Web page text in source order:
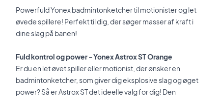
Powerfuld Yonex badmintonketcher til motionister og let
øvede spillere! Perfekt til dig, der søger masser af kraft i
dine slag på banen!
Fuld kontrol og power - Yonex Astrox ST Orange
Er du en let øvet spiller eller motionist, der ønsker en
badmintonketcher, som giver dig eksplosive slag og øget
power? Så er Astrox ST det ideelle valg for dig! Den